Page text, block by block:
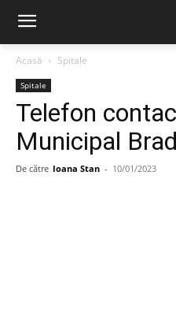
Acasă Spitale
Spitale
Telefon
Municipal Brad
De către Ioana Stan - 10/01/2023